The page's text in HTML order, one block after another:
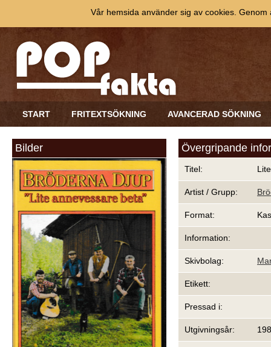
START FRITEXTSÖKNING AVANCERAD SÖKNING
Bilder Övergripande
Titel:
Artist / Grupp:
Format:
Information:
Skivbolag:
Etikett:
Pressad i:
Utgivningsår:
Vår hemsida använder sig av cookies.